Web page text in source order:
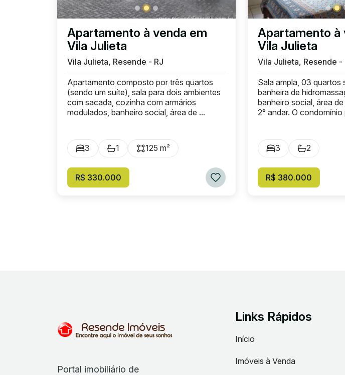
Apartamento à venda em
Vila Julieta
Vila Julieta, Resende - RJ
Apartamento composto por três quartos
(sendo um suíte), sala para dois ambientes
com sacada, cozinha com armários
modulados, banheiro social, área de ...
3 1 125 m²
R$ 330.000
Apartamento à
Vila Julieta
Vila Julieta, Resende -
Sala ampla, 03 quartos
banheira de
banheiro social, área
2° andar. O condomínio
3 2
R$ 380.000
Portal imobiliário de
Links Rápidos
Início
Imóveis à Venda